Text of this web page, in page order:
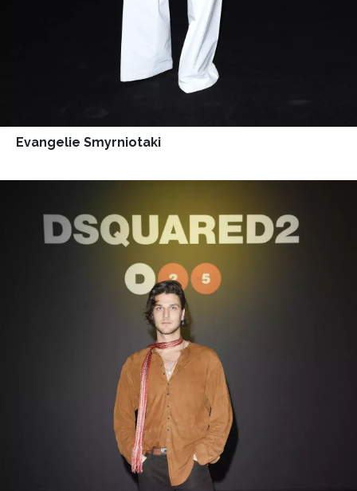
Evangelie Smyrniotaki